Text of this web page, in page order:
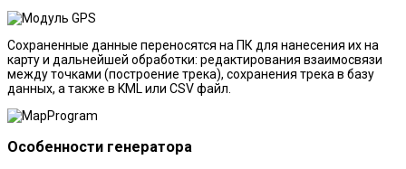
Сохраненные данные переносятся на ПК для нанесения их на
карту и дальнейшей обработки: редактирования взаимосвязи
между точками (построение трека), сохранения трека в базу
данных, а также в KML или CSV файл.
Особенности генератора